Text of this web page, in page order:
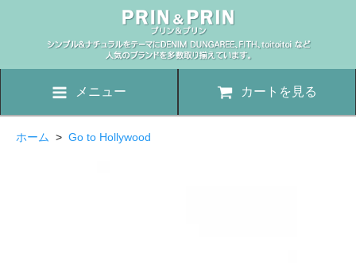
メニュー カートを見る
ホーム > Go to Hollywood